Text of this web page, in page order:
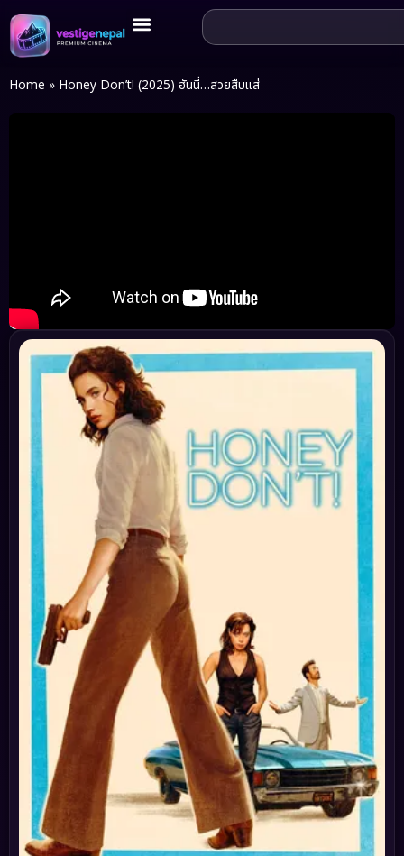
Home » Honey Don’t! (2025) ฮันนี่…สวยสืบแส่